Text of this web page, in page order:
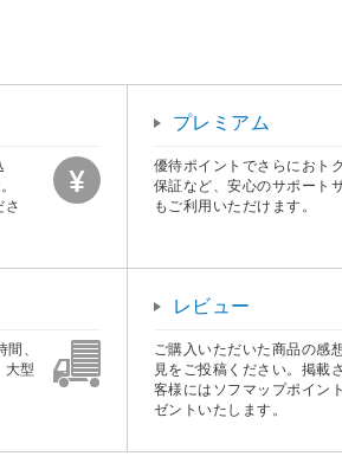
さ
プレミアム
優待ポイントでさらにおト
保証など、安心のサポート
もご利用いただけます。
、
大型
レビュー
ご購入いただいた商品の感
見をご投稿ください。掲載
客様にはソフマップポイン
ゼントいたします。